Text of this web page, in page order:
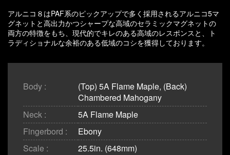
アルニコ８はPAF系のピックアップで多く採用されるアルニコ5マ
グネットと高出力かつシャープな高域のセラミックマグネットの
両方の特徴をもち、現代的でキレのある高域のレスポンスと、ト
ラディショナルな余裕のある低域のコシを獲得しております。
Body :
(Top) 5A Flame Maple, (Back)
Chambered Mahogany
Neck :
5A Flame Maple
Fingerbord :
Ebony
Scale :
25.5in. (648mm)